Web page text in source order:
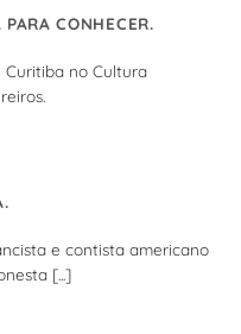
CONHECER.
no Cultura
e contista americano
[...]